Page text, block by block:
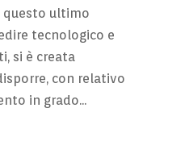
ultimo
tecnologico e
si è creata
con relativo
in grado...